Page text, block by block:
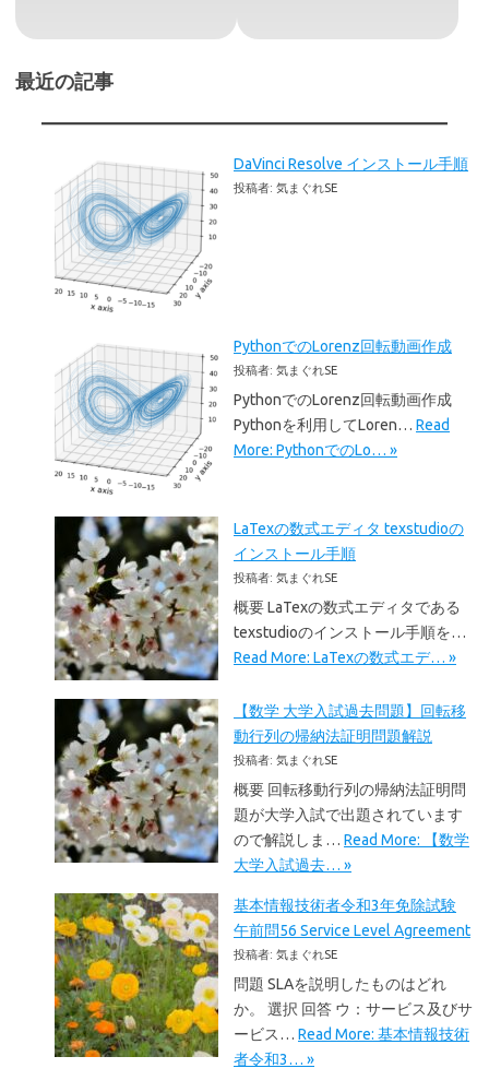
最近の記事
DaVinci Resolve インストール手順
投稿者: 気まぐれSE
PythonでのLorenz回転動画作成
投稿者: 気まぐれSE
PythonでのLorenz回転動画作成
Pythonを利用してLoren… Read
More: PythonでのLo… »
LaTexの数式エディタ texstudioの
インストール手順
投稿者: 気まぐれSE
概要 LaTexの数式エディタである
texstudioのインストール手順を…
Read More: LaTexの数式エデ… »
【数学 大学入試過去問題】回転移
動行列の帰納法証明問題解説
投稿者: 気まぐれSE
概要 回転移動行列の帰納法証明問
題が大学入試で出題されています
ので解説しま… Read More: 【数学
大学入試過去… »
基本情報技術者令和3年免除試験
午前問56 Service Level Agreement
投稿者: 気まぐれSE
問題 SLAを説明したものはどれ
か。 選択 回答 ウ：サービス及びサ
ービス… Read More: 基本情報技術
者令和3… »